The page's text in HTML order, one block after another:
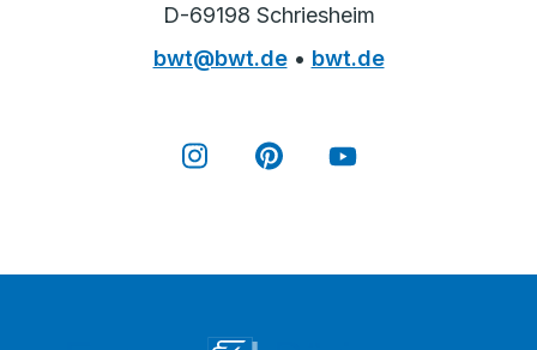
D-69198 Schriesheim
bwt@bwt.de• bwt.de